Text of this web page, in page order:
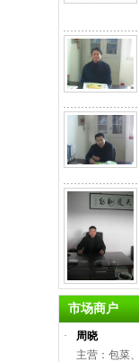
市场商户
·
周晓
主营：包菜